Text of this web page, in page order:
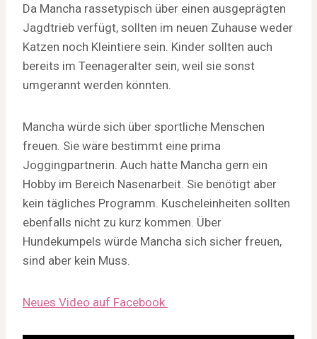
Da Mancha rassetypisch über einen ausgeprägten
Jagdtrieb verfügt, sollten im neuen Zuhause weder
Katzen noch Kleintiere sein. Kinder sollten auch
bereits im Teenageralter sein, weil sie sonst
umgerannt werden könnten.
Mancha würde sich über sportliche Menschen
freuen. Sie wäre bestimmt eine prima
Joggingpartnerin. Auch hätte Mancha gern ein
Hobby im Bereich Nasenarbeit. Sie benötigt aber
kein tägliches Programm. Kuscheleinheiten sollten
ebenfalls nicht zu kurz kommen. Über
Hundekumpels würde Mancha sich sicher freuen,
sind aber kein Muss.
Neues Video auf Facebook.